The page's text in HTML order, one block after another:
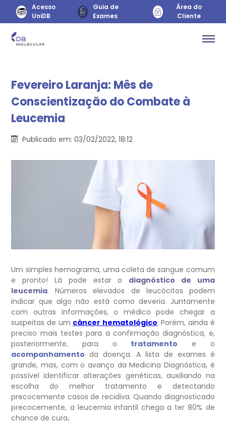
Acesso
UniDB
Guia de
Exames
Área do
Cliente
Fevereiro Laranja: Mês de
Conscientização do Combate à
Leucemia
Publicado em: 03/02/2022, 18:12
Um simples hemograma, uma coleta de sangue comum
e pronto! Lá pode estar o diagnóstico de uma
leucemia. Números elevados de leucócitos podem
indicar que algo não está como deveria. Juntamente
com outras informações, o médico pode chegar a
suspeitas de um câncer hematológico. Porém, ainda é
preciso mais testes para a confirmação diagnóstica, e,
posteriormente, para o tratamento
e o
acompanhamento da doença. A lista de exames é
grande, mas, com o avanço da Medicina Diagnóstica, é
possível identificar alterações genéticas, auxiliando na
escolha do melhor tratamento e detectando
precocemente casos de recidiva. Quando diagnosticado
precocemente, a leucemia infantil chega a ter 80% de
chance de cura.